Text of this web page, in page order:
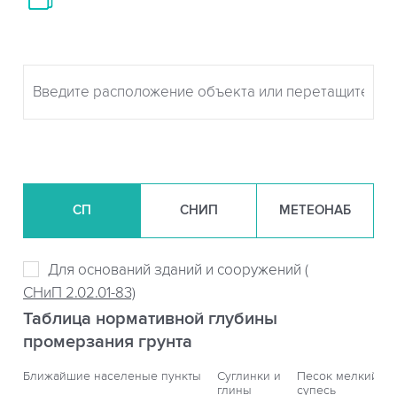
СП СНИП МЕТЕОНАБ
Для оснований зданий и сооружений (
СНиП 2.02.01-83)
Таблица нормативной глубины
промерзания грунта
Ближайшие населеные пункты
Суглинки и
глины
Песок мелкий,
супесь